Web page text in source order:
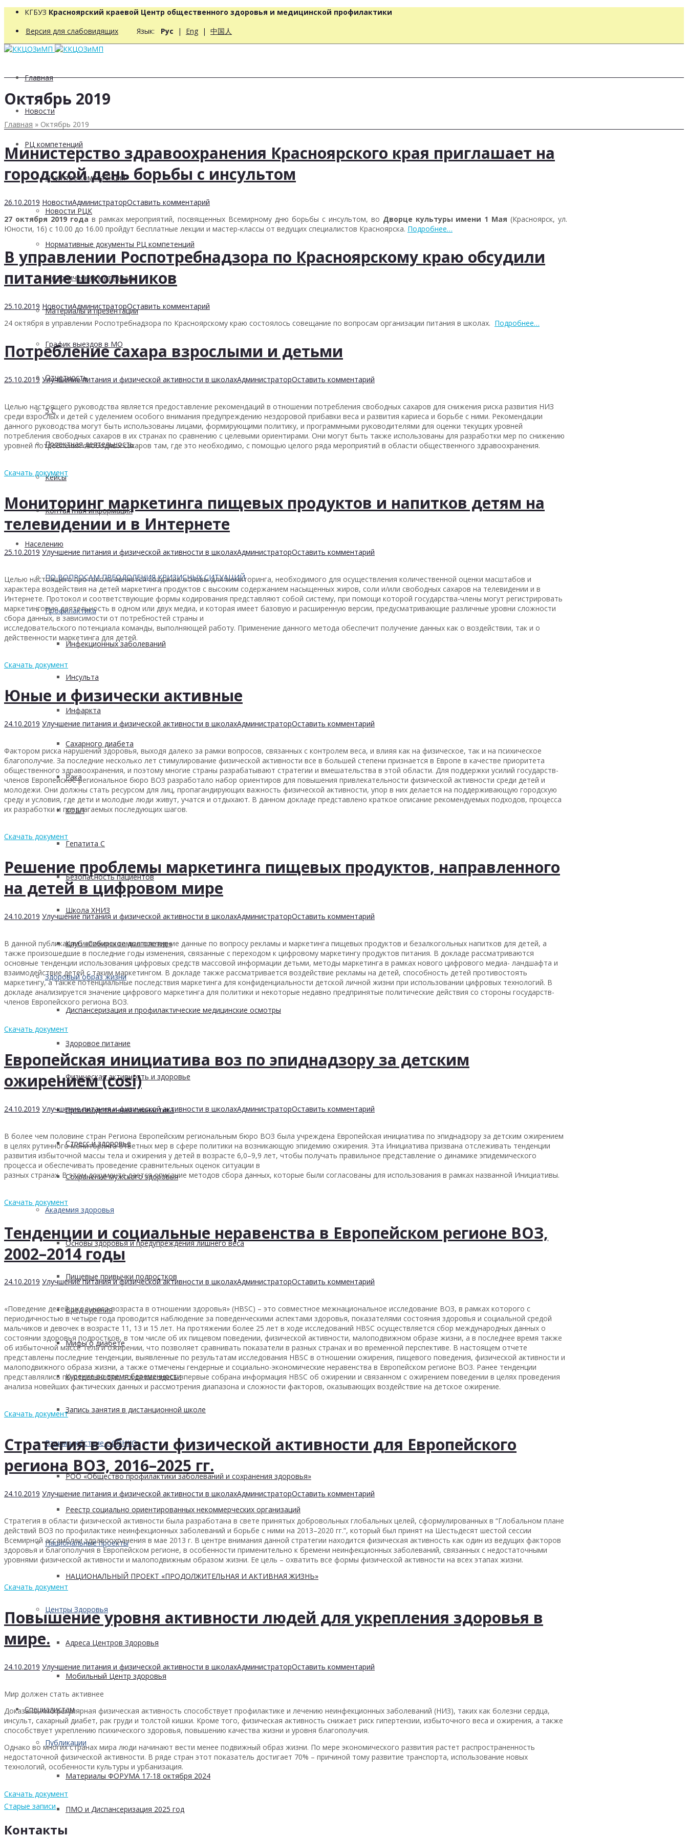
КГБУЗ Красноярский краевой Центр общественного здоровья и медицинской профилактики
Версия для слабовидящих Язык: Рус | Eng | 中国人
Главная
Новости
РЦ компетенций
О центре компетенций
Новости РЦК
Нормативные документы РЦ компетенций
Методические материалы
Материалы и презентации
График выездов в МО
Отчетность
5 С
Проектная деятельность
Кейсы
Контактная информация
Населению
ПО ВОПРОСАМ ПРЕОДОЛЕНИЯ КРИЗИСНЫХ СИТУАЦИЙ
Профилактика
Инфекционных заболеваний
Инсульта
Инфаркта
Сахарного диабета
Рака
ХОБЛ
Гепатита С
Безопасность пациентов
Школа ХНИЗ
Клуб «Сибирское долголетие»
Здоровый образ жизни
Диспансеризация и профилактические медицинские осмотры
Здоровое питание
Физическая активность и здоровье
Производственная гимнастика
Стресс и здоровье
Сохранение мужского здоровья
Академия здоровья
Основы здоровья и предупреждения лишнего веса
Пищевые привычки подростков
Вред курения
Мифы о диабете
Курение во время беременности
Запись занятия в дистанционной школе
Взаимодействие с СОНКО
РОО «Общество профилактики заболеваний и сохранения здоровья»
Реестр социально ориентированных некоммерческих организаций
Национальные проекты
НАЦИОНАЛЬНЫЙ ПРОЕКТ «ПРОДОЛЖИТЕЛЬНАЯ И АКТИВНАЯ ЖИЗНЬ»
Центры Здоровья
Адреса Центров Здоровья
Мобильный Центр здоровья
Cпециалистам
Публикации
Материалы ФОРУМА 17-18 октября 2024
ПМО и Диспансеризация 2025 год
Октябрь 2019
Главная » Октябрь 2019
Министерство здравоохранения Красноярского края приглашает на
городской день борьбы с инсультом
26.10.2019 НовостиАдминистраторОставить комментарий
27 октября 2019 года в рамках мероприятий, посвященных Всемирному дню борьбы с инсультом, во Дворце культуры имени 1 Мая (Красноярск, ул.
Юности, 16) с 10.00 до 16.00 пройдут бесплатные лекции и мастер-классы от ведущих специалистов Красноярска. Подробнее…
В управлении Роспотребнадзора по Красноярскому краю обсудили
питание школьников
25.10.2019 НовостиАдминистраторОставить комментарий
24 октября в управлении Роспотребнадзора по Красноярскому краю состоялось совещание по вопросам организации питания в школах. Подробнее…
Потребление сахара взрослыми и детьми
25.10.2019 Улучшение питания и физической активности в школахАдминистраторОставить комментарий
Целью настоящего руководства является предоставление рекомендаций в отношении потребления свободных сахаров для снижения риска развития НИЗ
среди взрослых и детей с уделением особого внимания предупреждению нездоровой прибавки веса и развития кариеса и борьбе с ними. Рекомендации
данного руководства могут быть использованы лицами, формирующими политику, и программными руководителями для оценки текущих уровней
потребления свободных сахаров в их странах по сравнению с целевыми ориентирами. Они могут быть также использованы для разработки мер по снижению
уровней потребления свободных сахаров там, где это необходимо, с помощью целого ряда мероприятий в области общественного здравоохранения.
Скачать документ
Мониторинг маркетинга пищевых продуктов и напитков детям на
телевидении и в Интернете
25.10.2019 Улучшение питания и физической активности в школахАдминистраторОставить комментарий
Целью настоящего протокола является создание основы для мониторинга, необходимого для осуществления количественной оценки масштабов и
характера воздействия на детей маркетинга продуктов с высоким содержанием насыщенных жиров, соли и/или свободных сахаров на телевидении и в
Интернете. Протокол и соответствующие формы кодирования представляют собой систему, при помощи которой государства-члены могут регистрировать
маркетинговую деятельность в одном или двух медиа, и которая имеет базовую и расширенную версии, предусматривающие различные уровни сложности
сбора данных, в зависимости от потребностей страны и
исследовательского потенциала команды, выполняющей работу. Применение данного метода обеспечит получение данных как о воздействии, так и о
действенности маркетинга для детей.
Скачать документ
Юные и физически активные
24.10.2019 Улучшение питания и физической активности в школахАдминистраторОставить комментарий
Фактором риска нарушений здоровья, выходя далеко за рамки вопросов, связанных с контролем веса, и влияя как на физическое, так и на психическое
благополучие. За последние несколько лет стимулирование физической активности все в большей степени признается в Европе в качестве приоритета
общественного здравоохранения, и поэтому многие страны разрабатывают стратегии и вмешательства в этой области. Для поддержки усилий государств-
членов Европейское региональное бюро ВОЗ разработало набор ориентиров для повышения привлекательности физической активности среди детей и
молодежи. Они должны стать ресурсом для лиц, пропагандирующих важность физической активности, упор в них делается на поддерживающую городскую
среду и условия, где дети и молодые люди живут, учатся и отдыхают. В данном докладе представлено краткое описание рекомендуемых подходов, процесса
их разработки и предлагаемых последующих шагов.
Скачать документ
Решение проблемы маркетинга пищевых продуктов, направленного
на детей в цифровом мире
24.10.2019 Улучшение питания и физической активности в школахАдминистраторОставить комментарий
В данной публикации изложены самые последние данные по вопросу рекламы и маркетинга пищевых продуктов и безалкогольных напитков для детей, а
также произошедшие в последние годы изменения, связанные с переходом к цифровому маркетингу продуктов питания. В докладе рассматриваются
основные тенденции использования цифровых средств массовой информации детьми, методы маркетинга в рамках нового цифрового медиа- ландшафта и
взаимодействие детей с таким маркетингом. В докладе также рассматривается воздействие рекламы на детей, способность детей противостоять
маркетингу, а также потенциальные последствия маркетинга для конфиденциальности детской личной жизни при использовании цифровых технологий. В
докладе анализируется значение цифрового маркетинга для политики и некоторые недавно предпринятые политические действия со стороны государств-
членов Европейского региона ВОЗ.
Скачать документ
Европейская инициатива воз по эпиднадзору за детским
ожирением (cosi)
24.10.2019 Улучшение питания и физической активности в школахАдминистраторОставить комментарий
В более чем половине стран Региона Европейским региональным бюро ВОЗ была учреждена Европейская инициатива по эпиднадзору за детским ожирением
в целях рутинного мониторинга ответных мер в сфере политики на возникающую эпидемию ожирения. Эта Инициатива призвана отслеживать тенденции
развития избыточной массы тела и ожирения у детей в возрасте 6,0–9,9 лет, чтобы получать правильное представление о динамике эпидемического
процесса и обеспечивать проведение сравнительных оценок ситуации в
разных странах. В этом документе дается описание методов сбора данных, которые были согласованы для использования в рамках названной Инициативы.
Скачать документ
Тенденции и социальные неравенства в Европейском регионе ВОЗ,
2002–2014 годы
24.10.2019 Улучшение питания и физической активности в школахАдминистраторОставить комментарий
«Поведение детей школьного возраста в отношении здоровья» (HBSC) – это совместное межнациональное исследование ВОЗ, в рамках которого с
периодичностью в четыре года проводится наблюдение за поведенческими аспектами здоровья, показателями состояния здоровья и социальной средой
мальчиков и девочек в возрасте 11, 13 и 15 лет. На протяжении более 25 лет в ходе исследований HBSC осуществляется сбор международных данных о
состоянии здоровья подростков, в том числе об их пищевом поведении, физической активности, малоподвижном образе жизни, а в последнее время также
об избыточной массе тела и ожирении, что позволяет сравнивать показатели в разных странах и во временной перспективе. В настоящем отчете
представлены последние тенденции, выявленные по результатам исследования HBSC в отношении ожирения, пищевого поведения, физической активности и
малоподвижного образа жизни, а также отмечены гендерные и социально-экономические неравенства в Европейском регионе ВОЗ. Ранее тенденции
представлялись по отдельности, тогда как здесь впервые собрана информация HBSC об ожирении и связанном с ожирением поведении в целях проведения
анализа новейших фактических данных и рассмотрения диапазона и сложности факторов, оказывающих воздействие на детское ожирение.
Скачать документ
Стратегия в области физической активности для Европейского
региона ВОЗ, 2016–2025 гг.
24.10.2019 Улучшение питания и физической активности в школахАдминистраторОставить комментарий
Стратегия в области физической активности была разработана в свете принятых добровольных глобальных целей, сформулированных в “Глобальном плане
действий ВОЗ по профилактике неинфекционных заболеваний и борьбе с ними на 2013–2020 гг.”, который был принят на Шестьдесят шестой сессии
Всемирной ассамблеи здравоохранения в мае 2013 г. В центре внимания данной стратегии находится физическая активность как один из ведущих факторов
здоровья и благополучия в Европейском регионе, в особенности применительно к бремени неинфекционных заболеваний, связанных с недостаточными
уровнями физической активности и малоподвижным образом жизни. Ее цель – охватить все формы физической активности на всех этапах жизни.
Скачать документ
Повышение уровня активности людей для укрепления здоровья в
мире.
24.10.2019 Улучшение питания и физической активности в школахАдминистраторОставить комментарий
Мир должен стать активнее
Доказано, что регулярная физическая активность способствует профилактике и лечению неинфекционных заболеваний (НИЗ), таких как болезни сердца,
инсульт, сахарный диабет, рак груди и толстой кишки. Кроме того, физическая активность снижает риск гипертензии, избыточного веса и ожирения, а также
способствует укреплению психического здоровья, повышению качества жизни и уровня благополучия.
Однако во многих странах мира люди начинают вести менее подвижный образ жизни. По мере экономического развития растет распространенность
недостаточной физической активности. В ряде стран этот показатель достигает 70% – причиной тому развитие транспорта, использование новых
технологий, особенности культуры и урбанизация.
Скачать документ
Старые записи
Контакты